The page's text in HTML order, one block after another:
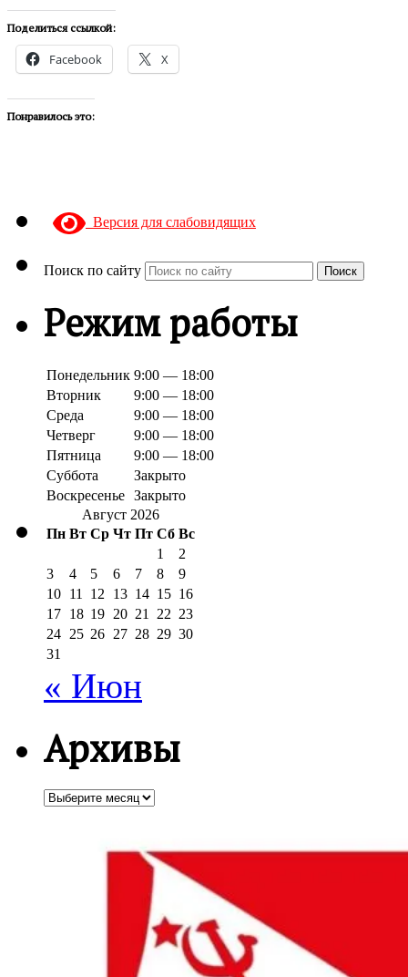
Поделиться ссылкой:
Facebook X
Понравилось это:
Версия для слабовидящих
Поиск по сайту Поиск
Режим работы
Понедельник 9:00 — 18:00
Вторник
9:00 — 18:00
Среда
9:00 — 18:00
Четверг
9:00 — 18:00
Пятница
9:00 — 18:00
Суббота
Закрыто
Воскресенье Закрыто
Август 2026
Пн Вт Ср Чт Пт Сб Вс
1
2
3
4 5 6 7 8
9
10 11 12 13 14 15 16
17 18 19 20 21 22 23
24 25 26 27 28 29 30
31
« Июн
Архивы
Архивы